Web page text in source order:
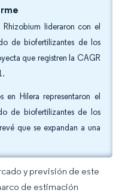
lideraron con el
de biofertilizantes de los
que registren la CAGR
Hilera representaron el
de biofertilizantes de los
que se expandan a una
y previsión de este
de estimación